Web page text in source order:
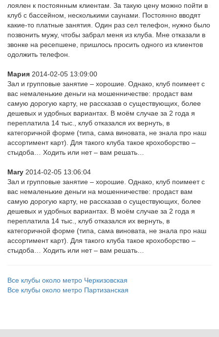
лоялен к постоянным клиентам. За такую цену можно пойти в
клуб с бассейном, несколькими саунами. Постоянно вводят
какие-то платные занятия. Один раз сел телефон, нужно было
позвонить мужу, чтобы забрал меня из клуба. Мне отказали в
звонке на ресепшене, пришлось просить одного из клиентов
одолжить телефон.
Мария 2014-02-05 13:09:00
Зал и групповые занятие – хорошие. Однако, клуб поимеет с
вас немаленькие деньги на мошенничестве: продаст вам
самую дорогую карту, не рассказав о существующих, более
дешевых и удобных вариантах. В моём случае за 2 года я
переплатила 14 тыс., клуб отказался их вернуть, в
категоричной форме (типа, сама виновата, не знала про наш
ассортимент карт). Для такого клуба такое крохоборство –
стыдоба… Ходить или нет – вам решать…
Mary 2014-02-05 13:06:04
Зал и групповые занятие – хорошие. Однако, клуб поимеет с
вас немаленькие деньги на мошенничестве: продаст вам
самую дорогую карту, не рассказав о существующих, более
дешевых и удобных вариантах. В моём случае за 2 года я
переплатила 14 тыс., клуб отказался их вернуть, в
категоричной форме (типа, сама виновата, не знала про наш
ассортимент карт). Для такого клуба такое крохоборство –
стыдоба… Ходить или нет – вам решать…
Все клубы около метро Черкизовская
Все клубы около метро Партизанская